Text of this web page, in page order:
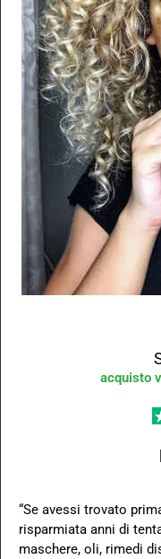
acquisto
“Se avessi trovato
risparmiata anni di
maschere, oli, rimedi